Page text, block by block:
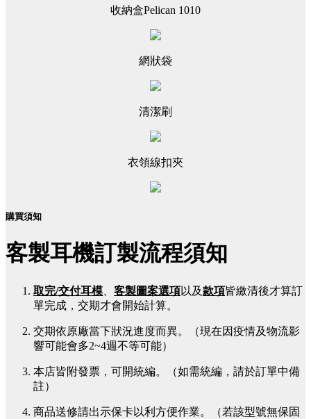
收納盒Pelican 1010
網狀袋
清潔刷
衣領線扣夾
購買須知
客製耳機訂製流程須知
取完/交付耳模 客製圖案選項以及款項皆繳清後才算訂
單完成，交期才會開始計算。
交期依原廠當下狀況進度而異。（現在因疫情及物流影
響可能會多2~4週不等可能）
本店皆附發票，可開統編。（如需統編，請於訂單中備
註）
商品送修請出示保卡以利方便作業。（若該型號無保固